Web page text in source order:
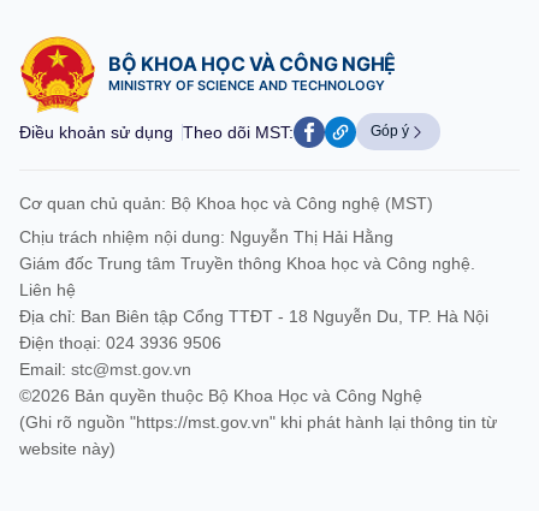
BỘ KHOA HỌC VÀ CÔNG NGHỆ
MINISTRY OF SCIENCE AND TECHNOLOGY
Điều khoản sử dụng Theo dõi MST: Góp ý
Cơ quan chủ quản: Bộ Khoa học và Công nghệ (MST)
Chịu trách nhiệm nội dung: Nguyễn Thị Hải Hằng
Giám đốc Trung tâm Truyền thông Khoa học và Công nghệ.
Liên hệ
Địa chỉ: Ban Biên tập Cổng TTĐT - 18 Nguyễn Du, TP. Hà Nội
Điện thoại: 024 3936 9506
Email: stc@mst.gov.vn
©2026 Bản quyền thuộc Bộ Khoa Học và Công Nghệ
(Ghi rõ nguồn "https://mst.gov.vn" khi phát hành lại thông tin từ
website này)